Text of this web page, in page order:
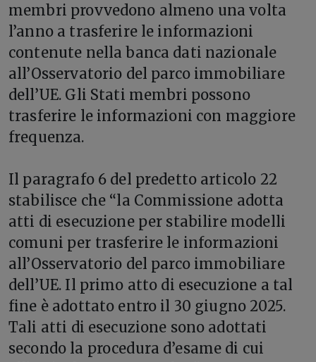
membri provvedono almeno una volta
l’anno a trasferire le informazioni
contenute nella banca dati nazionale
all’Osservatorio del parco immobiliare
dell’UE. Gli Stati membri possono
trasferire le informazioni con maggiore
frequenza.
Il paragrafo 6 del predetto articolo 22
stabilisce che “la Commissione adotta
atti di esecuzione per stabilire modelli
comuni per trasferire le informazioni
all’Osservatorio del parco immobiliare
dell’UE. Il primo atto di esecuzione a tal
fine è adottato entro il 30 giugno 2025.
Tali atti di esecuzione sono adottati
secondo la procedura d’esame di cui